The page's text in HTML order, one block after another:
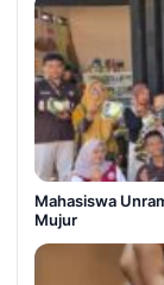
Mahasiswa
Mujur